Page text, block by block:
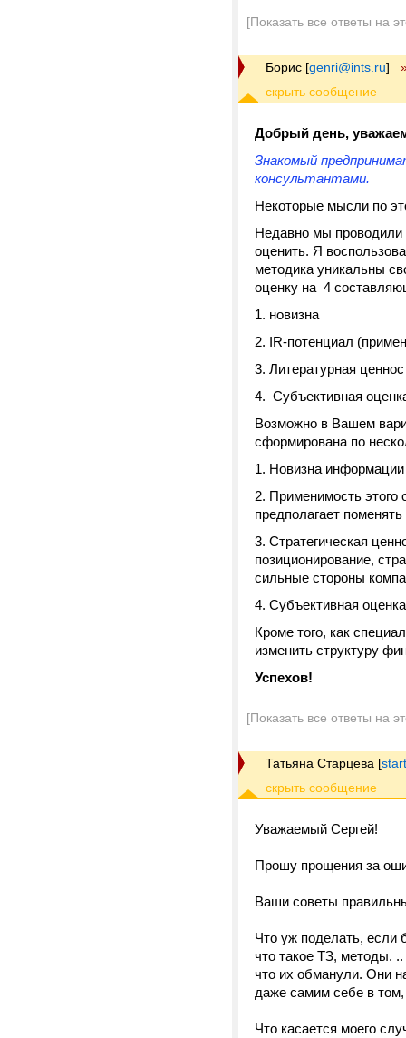
[Показать все ответы на
Борис [genri@ints.ru]
Добрый день,
Знакомый
консультантами.
Некоторые мысли по
Недавно мы проводили
оценить. Я
методика уникальны
оценку на 4
1. новизна
2. IR-потенциал
3. Литературная
4. Субъективная
Возможно в Вашем
сформирована по
1. Новизна информации
2. Применимость этого
предполагает
3. Стратегическая
позиционирование,
сильные стороны
4. Субъективная
Кроме того, как
изменить структуру
Успехов!
[Показать все ответы на
Татьяна Старцева [
Уважаемый Сергей!
Прошу прощения за
Ваши советы
Что уж поделать, если
что такое ТЗ, методы.
что их обманули. Они
даже самим себе в том,
Что касается моего